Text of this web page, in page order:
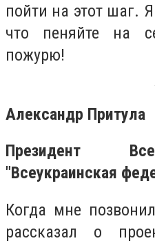
пойти на этот шаг.
что пеняйте на
пожурю!
Александр Притула
Президент
"Всеукраинская
Когда мне
рассказал о